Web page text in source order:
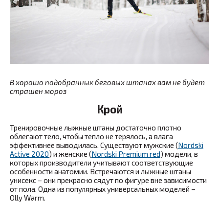
В хорошо подобранных беговых штанах вам не будет
страшен мороз
Крой
Тренировочные лыжные штаны достаточно плотно
облегают тело, чтобы тепло не терялось, а влага
эффективнее выводилась. Существуют мужские (Nordski
Active 2020) и женские (Nordski Premium red) модели, в
которых производители учитывают соответствующие
особенности анатомии. Встречаются и лыжные штаны
унисекс – они прекрасно сядут по фигуре вне зависимости
от пола. Одна из популярных универсальных моделей –
Olly Warm.